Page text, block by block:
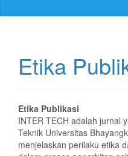
Etika
Etika Publikasi
INTER TECH adalah jurnal
Teknik Universitas
menjelaskan perilaku etika